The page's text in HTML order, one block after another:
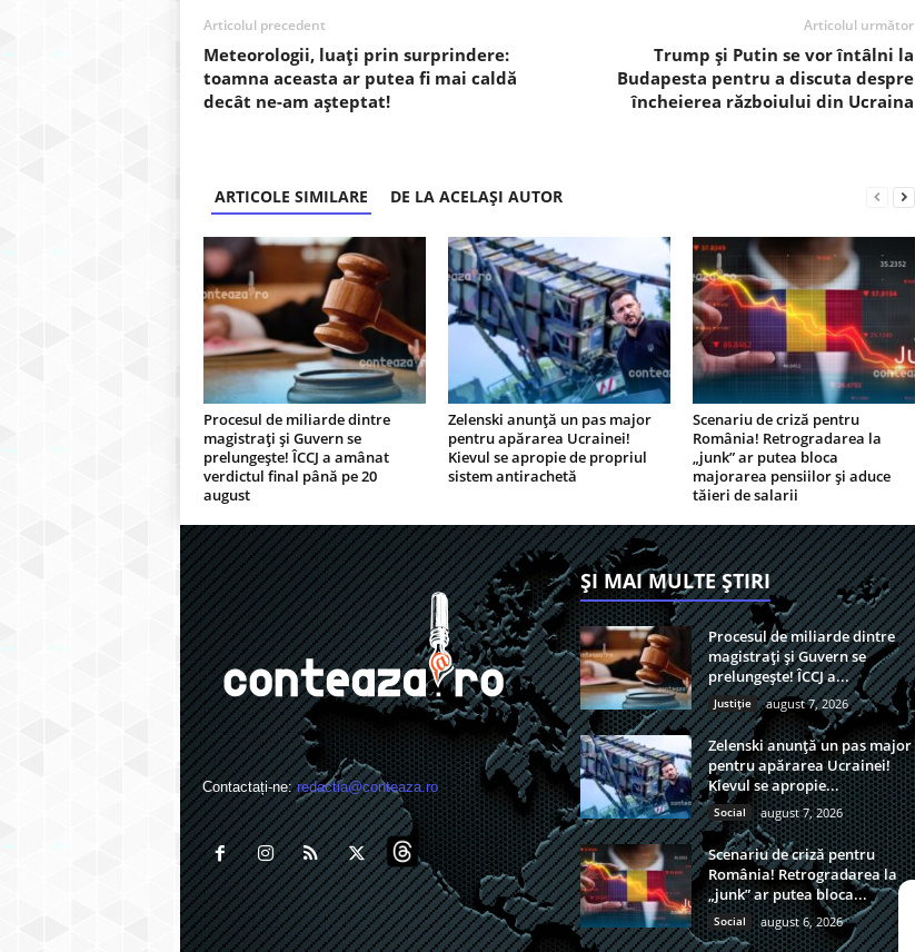
Articolul precedent
Meteorologii, luați prin surprindere:
toamna aceasta ar putea fi mai caldă
decât ne-am așteptat!
Articolul următor
Trump și Putin se vor întâlni la
Budapesta pentru a discuta despre
încheierea războiului din Ucraina
ARTICOLE SIMILARE DE LA ACELAȘI AUTOR
Procesul de miliarde dintre
magistrați și Guvern se
prelungește! ÎCCJ a amânat
verdictul final până pe 20
august
Zelenski anunță un pas major
pentru apărarea Ucrainei!
Kievul se apropie de propriul
sistem antirachetă
Scenariu de criză pentru
România! Retrogradarea la
„junk” ar putea bloca
majorarea pensiilor și aduce
tăieri de salarii
Contactați-ne:redactia@conteaza.ro
ȘI MAI MULTE ȘTIRI
Procesul de miliarde dintre
magistrați și Guvern se
prelungește! ÎCCJ a...
Justiție august 7, 2026
Zelenski anunță un pas major
pentru apărarea Ucrainei!
Kievul se apropie...
Social august 7, 2026
Scenariu de criză pentru
România! Retrogradarea la
„junk” ar putea bloca...
Social august 6, 2026